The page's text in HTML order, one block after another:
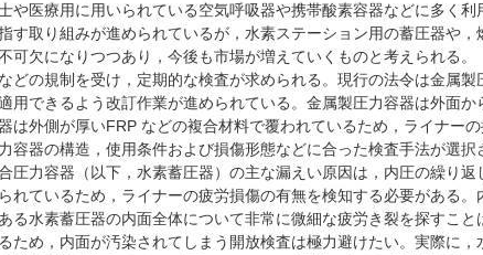
や医療用に用いられている空気呼吸器や携帯酸素容器などに多く利
す取り組みが進められているが，水素ステーション用の蓄圧器や
可欠になりつつあり，今後も市場が増えていくものと考えられる。
どの規制を受け，定期的な検査が求められる。現行の法令は金属製
用できるよう改訂作業が進められている。金属製圧力容器は外面
は外側が厚いFRP などの複合材料で覆われているため，ライナー
容器の構造，使用条件および損傷形態などに合った検査手法が選択
圧力容器（以下，水素蓄圧器）の主な漏えい原因は，内圧の繰り
れているため，ライナーの疲労損傷の有無を検知する必要がある。
る水素蓄圧器の内面全体について非常に微細な疲労き裂を探すこと
ため，内面が汚染されてしまう開放検査は極力避けたい。実際に